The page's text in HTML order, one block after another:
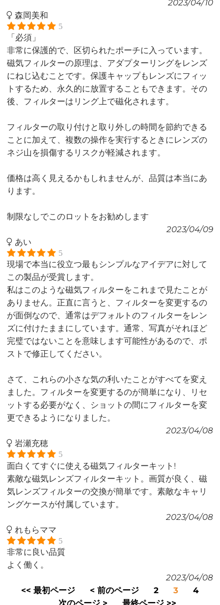
2023/04/10
森岡美和
5
「必須」
非常に保護的で、区切られたポーチに入っています。
磁気フィルターの原理は、アダプターリングをレンズ
にねじ込むことです。保護キャップもレンズにフィッ
トするため、永久的に放置することもできます。その
後、フィルターはリング上で磁化されます。
フィルターの取り付けと取り外しの時間を節約できる
ことに加えて、複数の操作を実行するときにレンズの
ネジ山を損傷するリスクが軽減されます。
価格は高く見えるかもしれませんが、品質は本当にあ
ります。
制限なしでこのロットをお勧めします
2023/04/09
あい
5
現場で本当に役立つ最もシンプルなアイデアに対して
この製品が受賞します。
私はこのような磁気フィルターをこれまで見たことが
ありません。正直に言うと、フィルターを変更するの
が面倒なので、通常はデフォルトのフィルターをレン
ズに付けたままにしています。通常、写真がそれほど
完璧ではないことを意味します可能性があるので、ポ
ストで修正してください。
さて、これらの小さな気の利いたことがすべてを変え
ました。フィルターを変更するのが簡単になり、リセ
ットする必要がなく、ショットの間にフィルターを変
更できるようになりました。
2023/04/08
岩瀬充穂
5
面白くてすぐに使える磁気フィルターキット!
素敵な磁気レンズフィルターキット。画質が良く、磁
気レンズフィルターの交換が簡単です。素敵なキャリ
ングケースが付属しています。
2023/04/08
れもらママ
5
非常に良い品質
よく働く。
2023/04/08
<< 最初ページ
< 前のページ 2 3
4
次のページ >
最終ページ >>